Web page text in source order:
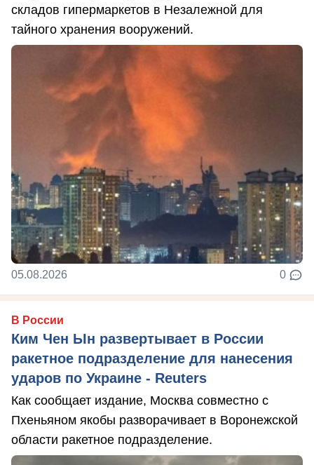
складов гипермаркетов в Незалежной для
тайного хранения вооружений.
05.08.2026 0
В России
Ким Чен Ын развертывает в России
ракетное подразделение для нанесения
ударов по Украине - Reuters
Как сообщает издание, Москва совместно с
Пхеньяном якобы разворачивает в Воронежской
области ракетное подразделение.